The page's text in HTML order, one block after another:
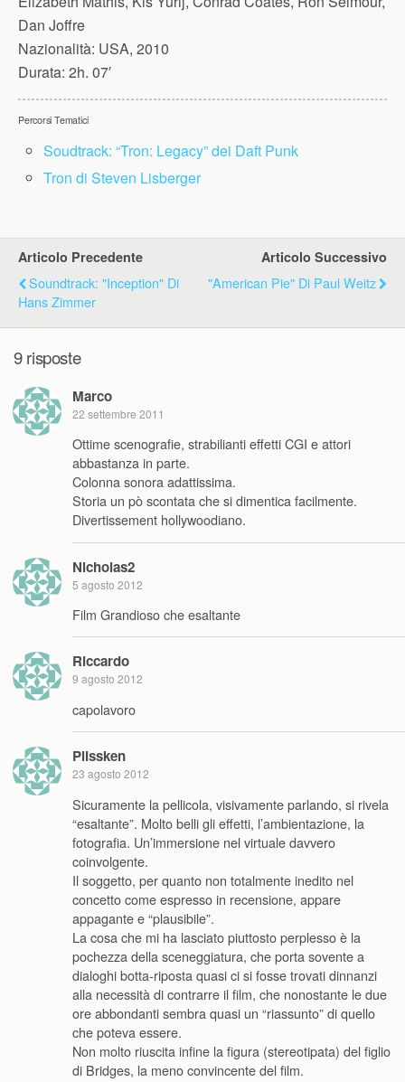
Dan Joffre
Nazionalità: USA, 2010
Durata: 2h. 07′
Percorsi Tematici
Soudtrack: “Tron: Legacy” dei Daft Punk
Tron di Steven Lisberger
Articolo Precedente
Soundtrack: "Inception" Di
Hans Zimmer
Articolo Successivo
"American Pie" Di Paul Weitz
9 risposte
Marco
22 settembre 2011
Ottime scenografie, strabilianti effetti CGI e attori
abbastanza in parte.
Colonna sonora adattissima.
Storia un pò scontata che si dimentica facilmente.
Divertissement hollywoodiano.
Nicholas2
5 agosto 2012
Film Grandioso che esaltante
Riccardo
9 agosto 2012
capolavoro
Plissken
23 agosto 2012
Sicuramente la pellicola, visivamente parlando, si rivela
“esaltante”. Molto belli gli effetti, l’ambientazione, la
fotografia. Un’immersione nel virtuale davvero
coinvolgente.
Il soggetto, per quanto non totalmente inedito nel
concetto come espresso in recensione, appare
appagante e “plausibile”.
La cosa che mi ha lasciato piuttosto perplesso è la
pochezza della sceneggiatura, che porta sovente a
dialoghi botta-riposta quasi ci si fosse trovati dinnanzi
alla necessità di contrarre il film, che nonostante le due
ore abbondanti sembra quasi un “riassunto” di quello
che poteva essere.
Non molto riuscita infine la figura (stereotipata) del figlio
di Bridges, la meno convincente del film.